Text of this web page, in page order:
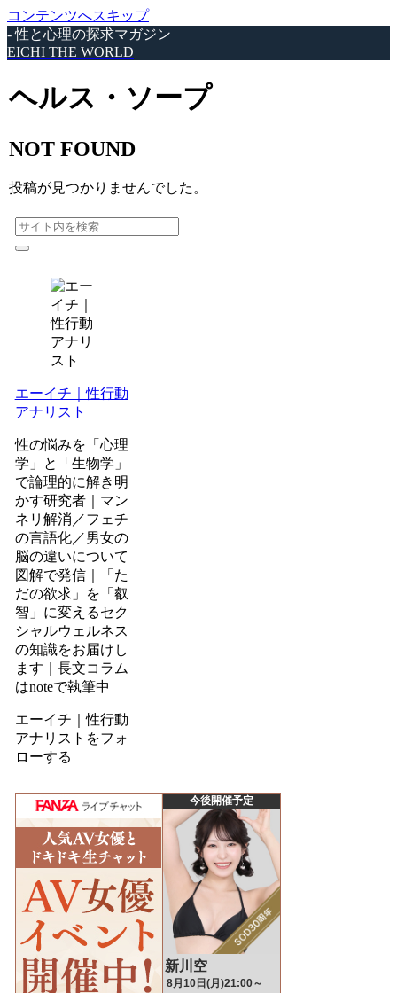
コンテンツへスキップ
- 性と心理の探求マガジン
EICHI THE WORLD
ヘルス・ソープ
NOT FOUND
投稿が見つかりませんでした。
エーイチ｜性行動
アナリスト
性の悩みを「心理
学」と「生物学」
で論理的に解き明
かす研究者｜マン
ネリ解消／フェチ
の言語化／男女の
脳の違いについて
図解で発信｜「た
だの欲求」を「叡
智」に変えるセク
シャルウェルネス
の知識をお届けし
ます｜長文コラム
はnoteで執筆中
エーイチ｜性行動
アナリストをフォ
ローする